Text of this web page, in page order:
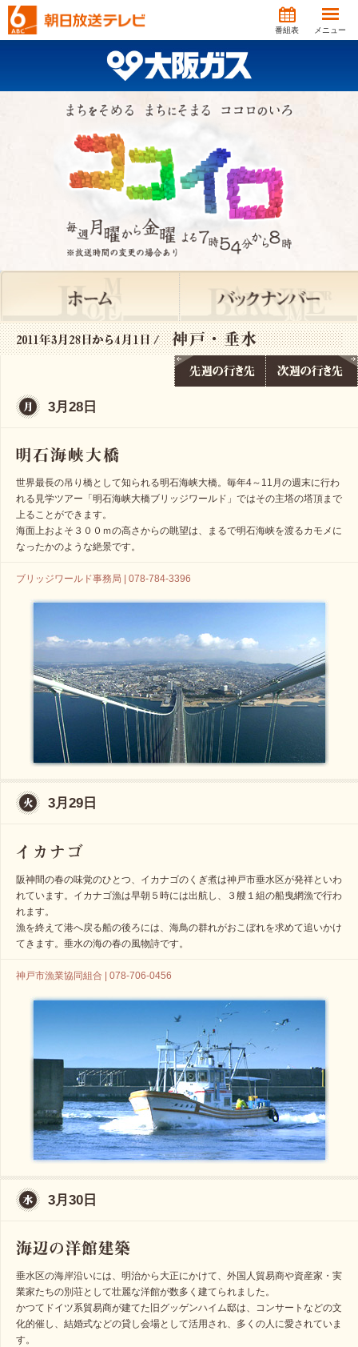
番組表 メニュー
3月28日
世界最長の吊り橋として知られる明石海峡大橋。毎年4～11月の週末に行わ
れる見学ツアー「明石海峡大橋ブリッジワールド」ではその主塔の塔頂まで
上ることができます。
海面上およそ３００ｍの高さからの眺望は、まるで明石海峡を渡るカモメに
なったかのような絶景です。
ブリッジワールド事務局 | 078-784-3396
3月29日
阪神間の春の味覚のひとつ、イカナゴのくぎ煮は神戸市垂水区が発祥といわ
れています。イカナゴ漁は早朝５時には出航し、３艘１組の船曳網漁で行わ
れます。
漁を終えて港へ戻る船の後ろには、海鳥の群れがおこぼれを求めて追いかけ
てきます。垂水の海の春の風物詩です。
神戸市漁業協同組合 | 078-706-0456
3月30日
垂水区の海岸沿いには、明治から大正にかけて、外国人貿易商や資産家・実
業家たちの別荘として壮麗な洋館が数多く建てられました。
かつてドイツ系貿易商が建てた旧グッゲンハイム邸は、コンサートなどの文
化的催し、結婚式などの貸し会場として活用され、多くの人に愛されていま
す。